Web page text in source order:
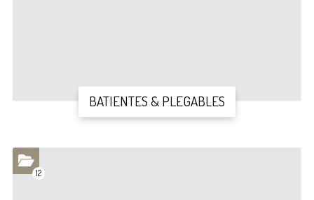
BATIENTES & PLEGABLES
12